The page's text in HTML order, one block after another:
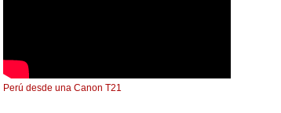
Perú desde una Canon T21